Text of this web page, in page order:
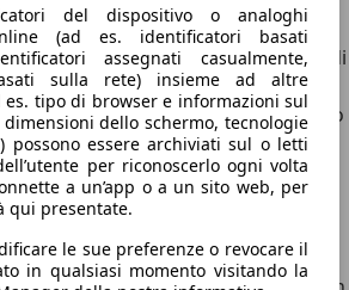
del dispositivo o analoghi
(ad es. identificatori basati
assegnati casualmente,
sulla rete) insieme ad altre
es. tipo di browser e informazioni sul
dello schermo, tecnologie
possono essere archiviati sul o letti
per riconoscerlo ogni volta
a un’app o a un sito web, per
qui presentate.
le sue preferenze o revocare il
in qualsiasi momento visitando la
un'ottima silenziosità di marcia. Il
mantiene la caratteristica di
in caso di repentine e forti
in modo molto più mitigato rispetto
verve, il 2.0 HEV da 196 CV
più brillante e corposo in
consumi irrisori. Nel ciclo misto,
permettevano di registrare